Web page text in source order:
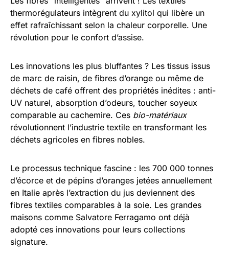
thermorégulateurs intègrent du xylitol qui libère un
effet rafraîchissant selon la chaleur corporelle. Une
révolution pour le confort d’assise.
Les innovations les plus bluffantes ? Les tissus issus
de marc de raisin, de fibres d’orange ou même de
déchets de café offrent des propriétés inédites : anti-
UV naturel, absorption d’odeurs, toucher soyeux
comparable au cachemire. Ces bio-matériaux
révolutionnent l’industrie textile en transformant les
déchets agricoles en fibres nobles.
Le processus technique fascine : les 700 000 tonnes
d’écorce et de pépins d’oranges jetées annuellement
en Italie après l’extraction du jus deviennent des
fibres textiles comparables à la soie. Les grandes
maisons comme Salvatore Ferragamo ont déjà
adopté ces innovations pour leurs collections
signature.